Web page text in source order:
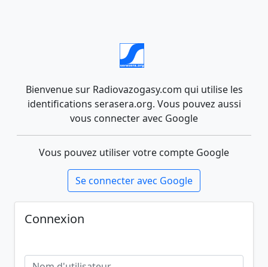
Bienvenue sur Radiovazogasy.com qui utilise les
identifications serasera.org. Vous pouvez aussi
vous connecter avec Google
Vous pouvez utiliser votre compte Google
Se connecter avec Google
Connexion